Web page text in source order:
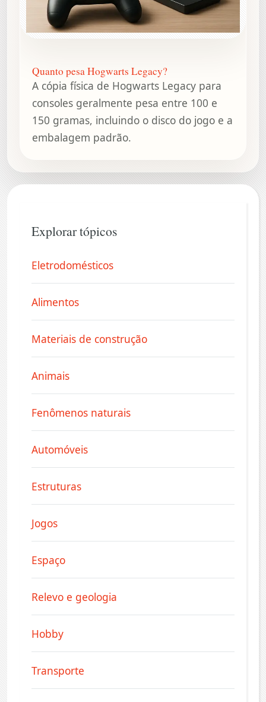
Quanto pesa Hogwarts Legacy?
A cópia física de Hogwarts Legacy para
consoles geralmente pesa entre 100 e
150 gramas, incluindo o disco do jogo e a
embalagem padrão.
Explorar tópicos
Eletrodomésticos
Alimentos
Materiais de construção
Animais
Fenômenos naturais
Automóveis
Estruturas
Jogos
Espaço
Relevo e geologia
Hobby
Transporte